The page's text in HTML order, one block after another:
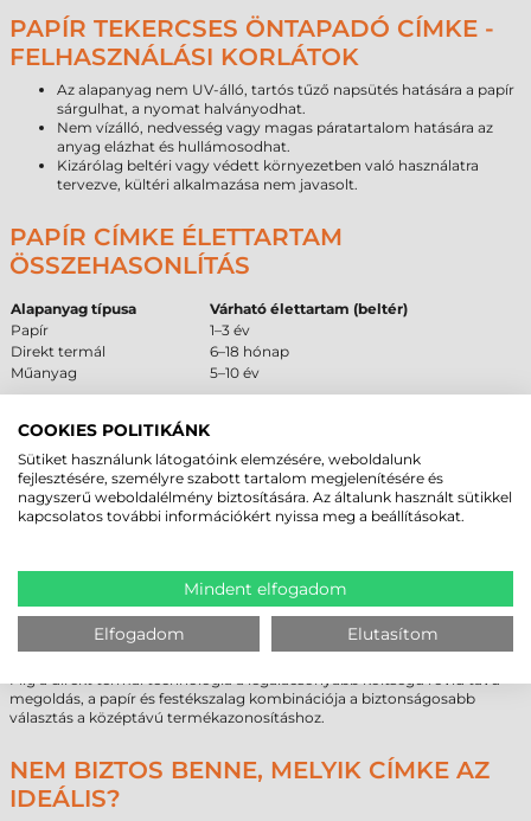
PAPÍR TEKERCSES ÖNTAPADÓ CÍMKE -
FELHASZNÁLÁSI KORLÁTOK
Az alapanyag nem UV-álló, tartós tűző napsütés hatására a papír
sárgulhat, a nyomat halványodhat.
Nem vízálló, nedvesség vagy magas páratartalom hatására az
anyag elázhat és hullámosodhat.
Kizárólag beltéri vagy védett környezetben való használatra
tervezve, kültéri alkalmazása nem javasolt.
PAPÍR CÍMKE ÉLETTARTAM
ÖSSZEHASONLÍTÁS
Alapanyag típusa
Várható élettartam (beltér)
Papír
1–3 év
Direkt termál
6–18 hónap
Műanyag
5–10 év
PAPÍR VS DIREKT TERMÁL – SZAKMAI
ÖSSZEHASONLÍTÁS
Tulajdonság Papír
Direkt termál
Hőállóság
jobb
gyenge
1–3 év 6–18 hónap
Az összehasonlításból látható, hogy a papír alapanyagú
mm tekercses öntapadó címke
jelentősen hosszabb élettartamot és
Míg a direkt termál technológia a legalacsonyabb költségű rövid távú
megoldás, a papír és festékszalag kombinációja a biztonságosabb
választás a középtávú termékazonosításhoz.
NEM BIZTOS BENNE, MELYIK CÍMKE AZ
IDEÁLIS?
COOKIES POLITIKÁNK
Sütiket használunk látogatóink elemzésére, weboldalunk
fejlesztésére, személyre szabott tartalom megjelenítésére és
nagyszerű weboldalélmény biztosítására. Az általunk használt sütikkel
kapcsolatos további információkért nyissa meg a beállításokat.
Mindent elfogadom
Elfogadom Elutasítom